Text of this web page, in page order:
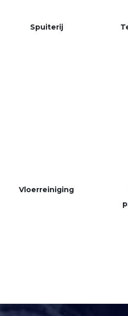
Spuiterij
Vloerreiniging